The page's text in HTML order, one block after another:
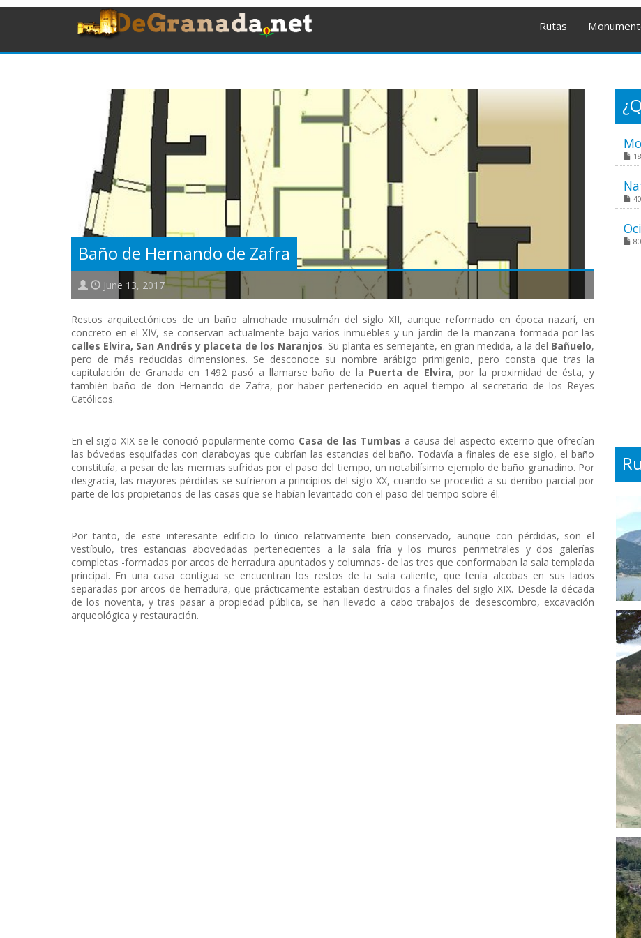
Rutas
Baño de Hernando de Zafra
June 13, 2017
Restos arquitectónicos de un baño almohade musulmán del siglo XII, aunque reformado en época nazarí, en
concreto en el XIV, se conservan actualmente bajo varios inmuebles y un jardín de la manzana formada por las
calles Elvira, San Andrés y placeta de los Naranjos. Su planta es semejante, en gran medida, a la del Bañuelo,
pero de más reducidas dimensiones. Se desconoce su nombre arábigo primigenio, pero consta que tras la
capitulación de Granada en 1492 pasó a llamarse baño de la Puerta de Elvira, por la proximidad de ésta, y
también baño de don Hernando de Zafra, por haber pertenecido en aquel tiempo al secretario de los Reyes
Católicos.
En el siglo XIX se le conoció popularmente como Casa de las Tumbas a causa del aspecto externo que ofrecían
las bóvedas esquifadas con claraboyas que cubrían las estancias del baño. Todavía a finales de ese siglo, el baño
constituía, a pesar de las mermas sufridas por el paso del tiempo, un notabilísimo ejemplo de baño granadino. Por
desgracia, las mayores pérdidas se sufrieron a principios del siglo XX, cuando se procedió a su derribo parcial por
parte de los propietarios de las casas que se habían levantado con el paso del tiempo sobre él.
Por tanto, de este interesante edificio lo único relativamente bien conservado, aunque con pérdidas, son el
vestíbulo, tres estancias abovedadas pertenecientes a la sala fría y los muros perimetrales y dos galerías
completas -formadas por arcos de herradura apuntados y columnas- de las tres que conformaban la sala templada
principal. En una casa contigua se encuentran los restos de la sala caliente, que tenía alcobas en sus lados
separadas por arcos de herradura, que prácticamente estaban destruidos a finales del siglo XIX. Desde la década
de los noventa, y tras pasar a propiedad pública, se han llevado a cabo trabajos de desescombro, excavación
arqueológica y restauración.
40
80